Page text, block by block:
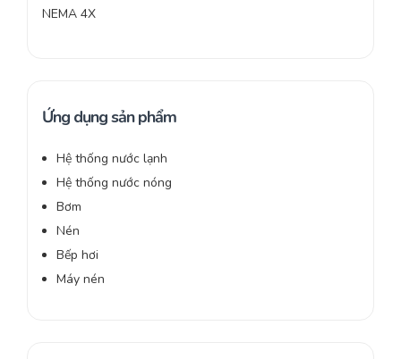
NEMA 4X
Ứng dụng sản phẩm
Hệ thống nước lạnh
Hệ thống nước nóng
Bơm
Nén
Bếp hơi
Máy nén